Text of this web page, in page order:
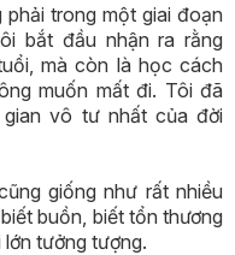
trong một giai đoạn
bắt đầu nhận ra rằng
mà còn là học cách
muốn mất đi. Tôi đã
vô tư nhất của đời
giống như rất nhiều
buồn, biết tổn thương
tưởng tượng.